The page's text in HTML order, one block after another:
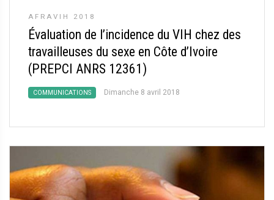
AFRAVIH 2018
Évaluation de l’incidence du VIH chez des
travailleuses du sexe en Côte d’Ivoire
(PREPCI ANRS 12361)
COMMUNICATIONS Dimanche 8 avril 2018